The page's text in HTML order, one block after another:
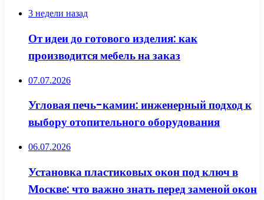
3 недели назад
От идеи до готового изделия: как
производится мебель на заказ
07.07.2026
Угловая печь-камин: инженерный подход к
выбору отопительного оборудования
06.07.2026
Установка пластиковых окон под ключ в
Москве: что важно знать перед заменой окон